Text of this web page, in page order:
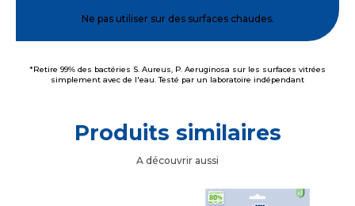
Ne pas utiliser sur des surfaces chaudes.
*Retire 99% des bactéries S. Aureus, P. Aeruginosa sur les surfaces vitrées
simplement avec de l'eau. Testé par un laboratoire indépendant
Produits similaires
A découvrir aussi